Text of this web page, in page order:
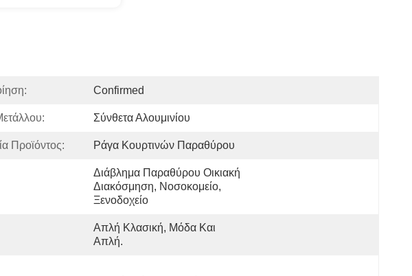
Confirmed
Σύνθετα Αλουμινίου
Προϊόντος: Ράγα Κουρτινών Παραθύρου
Διάβλημα Παραθύρου Οικιακή
Διακόσμηση, Νοσοκομείο,
Ξενοδοχείο
Απλή Κλασική, Μόδα Και
Απλή.